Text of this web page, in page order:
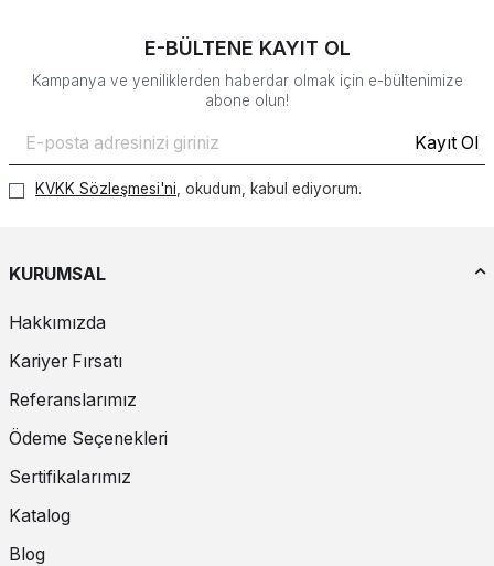
E-BÜLTENE KAYIT OL
Kampanya ve yeniliklerden haberdar olmak için e-bültenimize
abone olun!
Kayıt Ol
KVKK Sözleşmesi'ni, okudum, kabul ediyorum.
KURUMSAL
Hakkımızda
Kariyer Fırsatı
Referanslarımız
Ödeme Seçenekleri
Sertifikalarımız
Katalog
Blog